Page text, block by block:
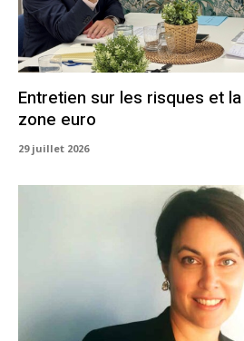
Entretien sur les risques et
zone euro
29 juillet 2026